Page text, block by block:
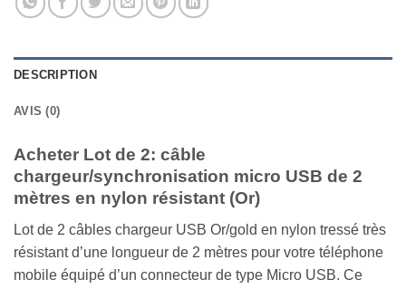
DESCRIPTION
AVIS (0)
Acheter Lot de 2: câble
chargeur/synchronisation micro USB de 2
mètres en nylon résistant (Or)
Lot de 2 câbles chargeur USB Or/gold en nylon tressé très
résistant d’une longueur de 2 mètres pour votre téléphone
mobile équipé d’un connecteur de type Micro USB. Ce